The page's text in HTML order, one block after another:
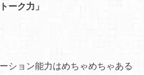
トーク力」
ション能力はめちゃめちゃある